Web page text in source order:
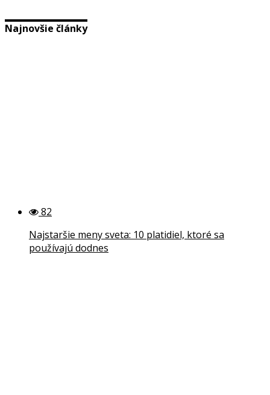
Najnovšie články
82
Najstaršie meny sveta: 10 platidiel, ktoré sa
používajú dodnes